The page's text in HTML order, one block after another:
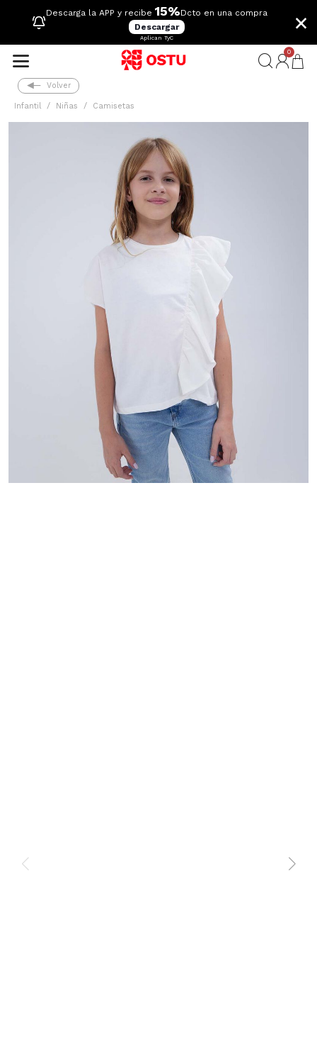
Descarga la APP y recibe 15%Dcto en una compra
Descargar
Aplican TyC
×
0
Volver
Infantil Niñas Camisetas